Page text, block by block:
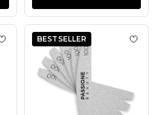
Aggiungi alla wishlist Extrema
BESTSELLER